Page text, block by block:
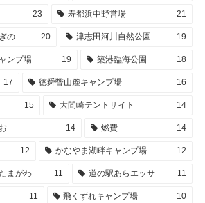
23 寿都浜中野営場 21
の 20 津志田河川自然公園 19
ンプ場 19 築港臨海公園 18
17 徳舜瞥山麓キャンプ場 16
15 大間崎テントサイト 14
14 燃費 14
12 かなやま湖畔キャンプ場 12
まがわ 11 道の駅あらエッサ 11
11 飛くずれキャンプ場 10